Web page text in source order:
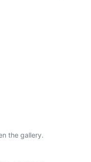
the gallery.